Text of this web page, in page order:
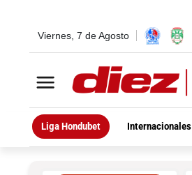
Viernes, 7 de Agosto
Liga Hondubet Internacionales